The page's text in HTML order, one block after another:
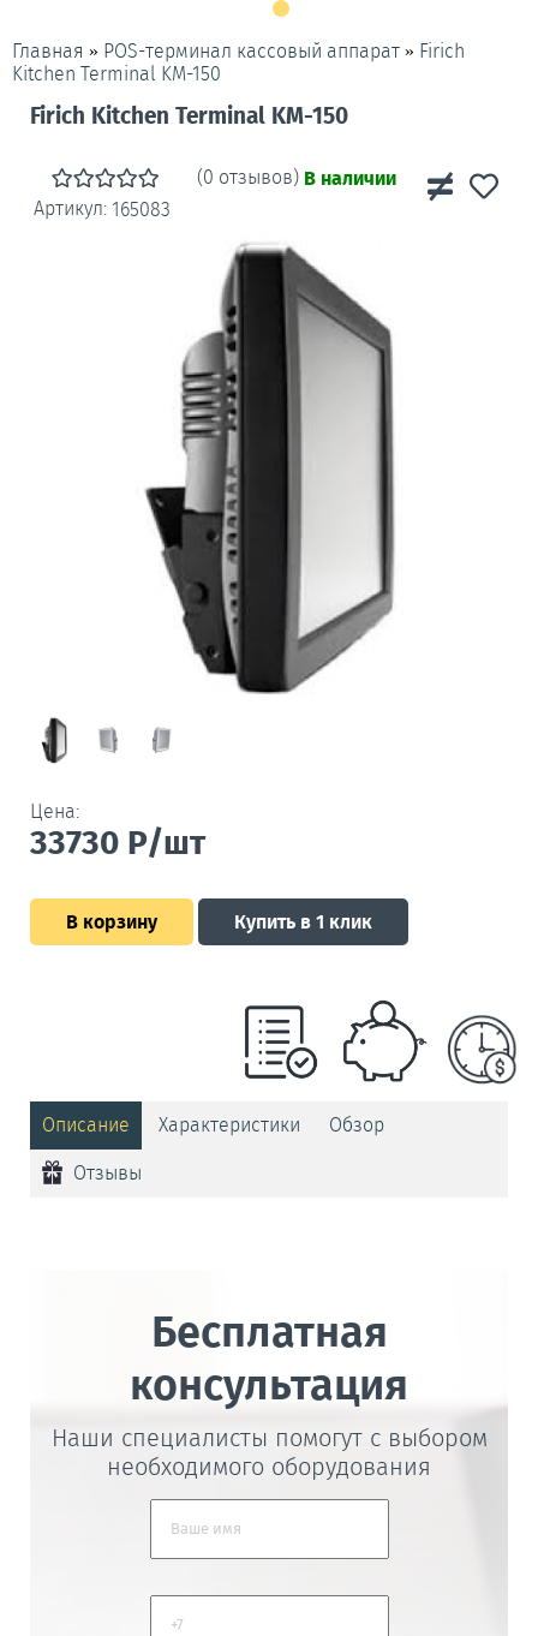
Главная » POS-терминал кассовый аппарат » Firich
Kitchen Terminal KM-150
Firich Kitchen Terminal KM-150
(0 отзывов) В наличии
Артикул: 165083
Цена:
33730 Р/шт
В корзину Купить в 1 клик
Описание Характеристики Обзор
Отзывы
Бесплатная
консультация
Наши специалисты помогут с выбором
необходимого оборудования